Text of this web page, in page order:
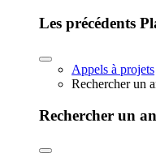
Les précédents
Appels à projets
Rechercher un
Rechercher un